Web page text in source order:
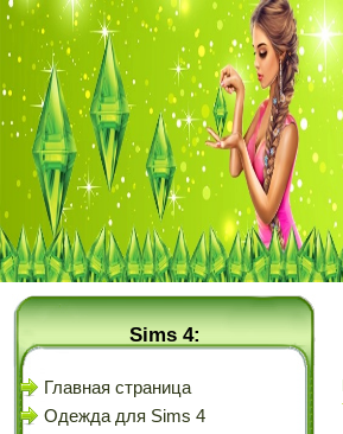
Sims 4:
Главная страница
Одежда для Sims 4